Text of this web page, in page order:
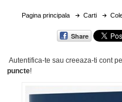
Pagina principala Carti
Share
Autentifica-te sau creeaza-ti cont
puncte!